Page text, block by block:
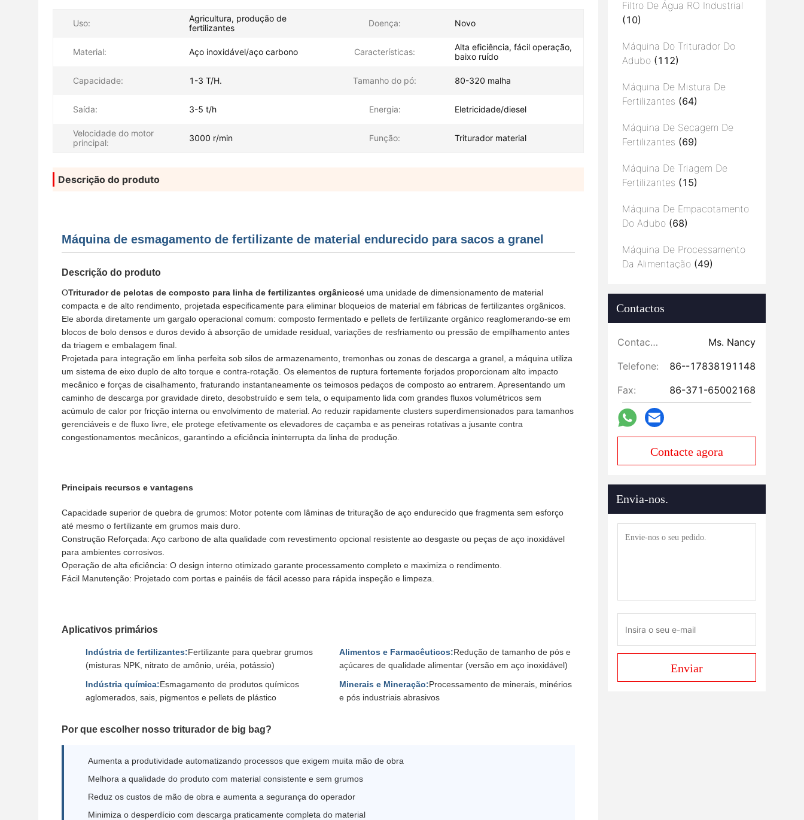
Uso:
Agricultura, produção de
fertilizantes
Doença: Novo
Material: Aço inoxidável/aço carbono Características:
Alta eficiência, fácil operação,
baixo ruído
Capacidade: 1-3 T/H. Tamanho do pó: 80-320 malha
Saída: 3-5 t/h Energia: Eletricidade/diesel
Velocidade do motor
principal:
3000 r/min Função: Triturador material
Descrição do produto
Máquina de esmagamento de fertilizante de material endurecido para sacos a granel
Descrição do produto
OTriturador de pelotas de composto para linha de fertilizantes orgânicosé uma unidade de dimensionamento de material
compacta e de alto rendimento, projetada especificamente para eliminar bloqueios de material em fábricas de fertilizantes orgânicos.
Ele aborda diretamente um gargalo operacional comum: composto fermentado e pellets de fertilizante orgânico reaglomerando-se em
blocos de bolo densos e duros devido à absorção de umidade residual, variações de resfriamento ou pressão de empilhamento antes
da triagem e embalagem final.
Projetada para integração em linha perfeita sob silos de armazenamento, tremonhas ou zonas de descarga a granel, a máquina utiliza
um sistema de eixo duplo de alto torque e contra-rotação. Os elementos de ruptura fortemente forjados proporcionam alto impacto
mecânico e forças de cisalhamento, fraturando instantaneamente os teimosos pedaços de composto ao entrarem. Apresentando um
caminho de descarga por gravidade direto, desobstruído e sem tela, o equipamento lida com grandes fluxos volumétricos sem
acúmulo de calor por fricção interna ou envolvimento de material. Ao reduzir rapidamente clusters superdimensionados para tamanhos
gerenciáveis ​​e de fluxo livre, ele protege efetivamente os elevadores de caçamba e as peneiras rotativas a jusante contra
congestionamentos mecânicos, garantindo a eficiência ininterrupta da linha de produção.
Principais recursos e vantagens
Capacidade superior de quebra de grumos: Motor potente com lâminas de trituração de aço endurecido que fragmenta sem esforço
até mesmo o fertilizante em grumos mais duro.
Construção Reforçada: Aço carbono de alta qualidade com revestimento opcional resistente ao desgaste ou peças de aço inoxidável
para ambientes corrosivos.
Operação de alta eficiência: O design interno otimizado garante processamento completo e maximiza o rendimento.
Fácil Manutenção: Projetado com portas e painéis de fácil acesso para rápida inspeção e limpeza.
Aplicativos primários
Indústria de fertilizantes:Fertilizante para quebrar grumos
(misturas NPK, nitrato de amônio, uréia, potássio)
Indústria química:Esmagamento de produtos químicos
aglomerados, sais, pigmentos e pellets de plástico
Alimentos e Farmacêuticos:Redução de tamanho de pós e
açúcares de qualidade alimentar (versão em aço inoxidável)
Minerais e Mineração:Processamento de minerais, minérios
e pós industriais abrasivos
Por que escolher nosso triturador de big bag?
Aumenta a produtividade automatizando processos que exigem muita mão de obra
Melhora a qualidade do produto com material consistente e sem grumos
Reduz os custos de mão de obra e aumenta a segurança do operador
Minimiza o desperdício com descarga praticamente completa do material
Filtro De Água RO Industrial
(10)
Máquina Do Triturador Do
Adubo (112)
Máquina De Mistura De
Fertilizantes (64)
Máquina De Secagem De
Fertilizantes (69)
Máquina De Triagem De
Fertilizantes (15)
Máquina De Empacotamento
Do Adubo (68)
Máquina De Processamento
Da Alimentação (49)
Contactos
Contactos:
Ms. Nancy
Telefone:
86--17838191148
Fax:
86-371-65002168
Contacte agora
Envia-nos.
Enviar